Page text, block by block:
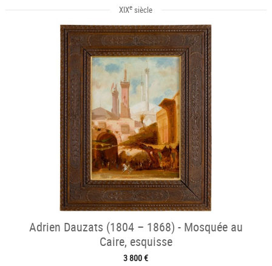
XIXe siècle
Adrien Dauzats (1804 – 1868) - Mosquée au
Caire, esquisse
3 800 €